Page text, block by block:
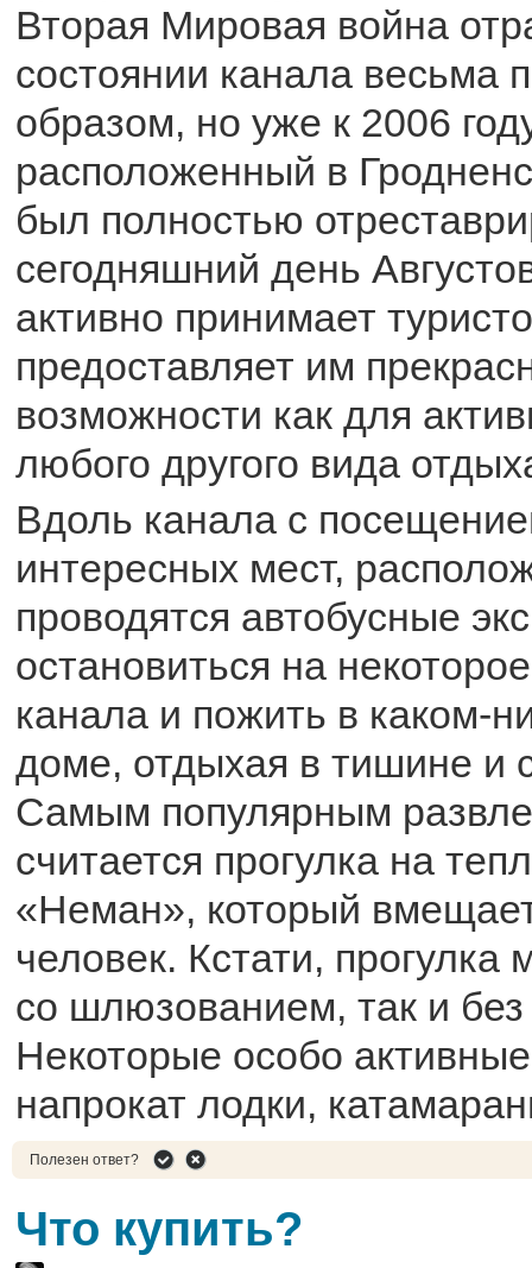
Вторая Мировая война
состоянии канала весьма
образом, но уже к 2006
расположенный в
был полностью
сегодняшний день
активно принимает
предоставляет им
возможности как для
любого другого вида
Вдоль канала с
интересных мест,
проводятся автобусные
остановиться на
канала и пожить в каком-
доме, отдыхая в тишине и
Самым популярным
считается прогулка на
«Неман», который
человек. Кстати, прогулка
со шлюзованием, так и без
Некоторые особо
напрокат лодки,
Полезен ответ?
Что купить?